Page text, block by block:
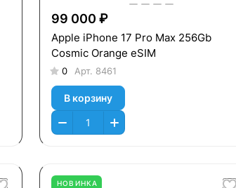
99 000 ₽
Apple iPhone 17 Pro Max 256Gb
Cosmic Orange eSIM
0 Арт. 8461
В корзину
НОВИНКА